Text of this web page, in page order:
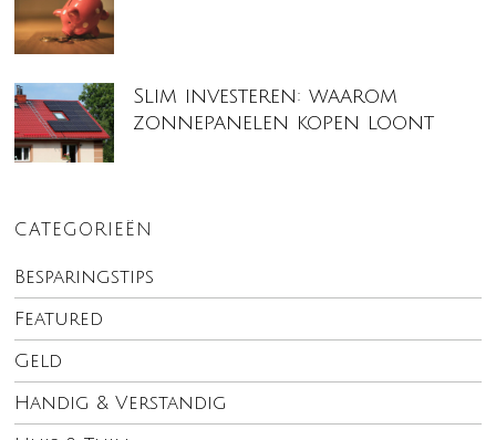
Slim investeren: waarom
zonnepanelen kopen loont
CATEGORIEËN
Besparingstips
Featured
Geld
Handig & Verstandig